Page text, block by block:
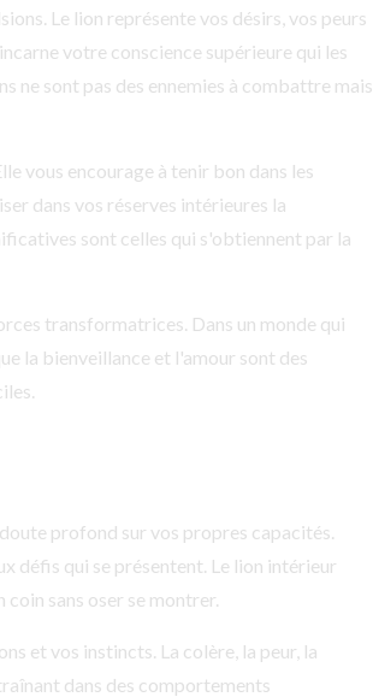
Le lion représente vos désirs, vos peurs
votre conscience supérieure qui les
ne sont pas des ennemies à combattre mais
vous encourage à tenir bon dans les
dans vos réserves intérieures la
sont celles qui s'obtiennent par la
transformatrices. Dans un monde qui
la bienveillance et l'amour sont des
profond sur vos propres capacités.
défis qui se présentent. Le lion intérieur
sans oser se montrer.
et vos instincts. La colère, la peur, la
dans des comportements